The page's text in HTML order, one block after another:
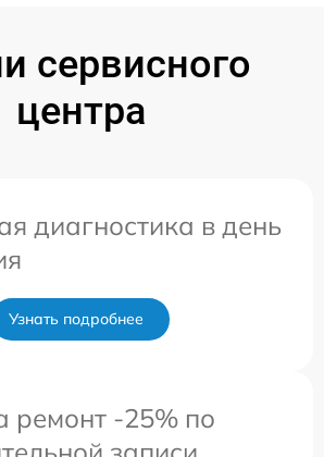
сервисного
центра
диагностика в день
Узнать подробнее
ремонт -25% по